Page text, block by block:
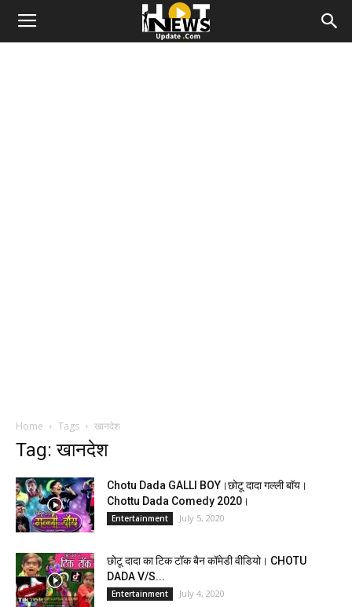
Home Tags खानदेश
Tag: खानदेश
Chotu Dada GALLI BOY।छोटू दादा गल्ली बॉय।
Chottu Dada Comedy 2020।
Entertainment July 5, 2020
छोटू दादा का टिक टॉक बैन कॉमेडी वीडियो। CHOTU
DADA V/S...
Entertainment July 4, 2020